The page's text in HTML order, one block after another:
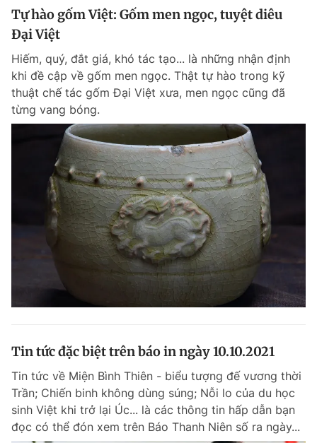
Tự hào gốm Việt: Gốm men ngọc, tuyệt diêu
Đại Việt
Hiếm, quý, đắt giá, khó tác tạo... là những nhận định
khi đề cập về gốm men ngọc. Thật tự hào trong kỹ
thuật chế tác gốm Đại Việt xưa, men ngọc cũng đã
từng vang bóng.
Tin tức đặc biệt trên báo in ngày 10.10.2021
Tin tức về Miện Bình Thiên - biểu tượng đế vương thời
Trần; Chiến binh không dùng súng; Nỗi lo của du học
sinh Việt khi trở lại Úc... là các thông tin hấp dẫn bạn
đọc có thể đón xem trên Báo Thanh Niên số ra ngày...